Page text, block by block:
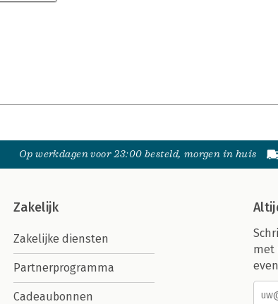
Op werkdagen voor 23:00 besteld, morgen in huis
Zakelijk
Zakelijke diensten
Partnerprogramma
Cadeaubonnen
met